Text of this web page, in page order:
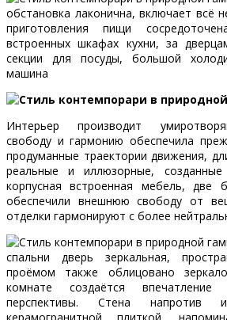
обстановка лаконична, включает всё
приготовления пищи
встроенных шкафах кухни, за
секции для посуды, большой
машина
Интерьер производит
свободу и гармонию обеспечила
продуманные траектории движения,
реальные и иллюзорные,
корпусная встроенная мебель, две
обеспечили внешнюю свободу от
отделки гармонируют с более
спальни дверь зеркальная,
проёмом также облицовано
комнате создаётся впечатление
перспективы. Стена напротив